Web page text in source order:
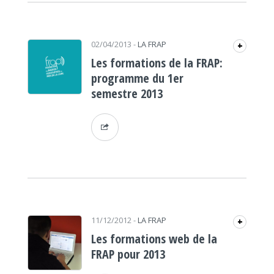
02/04/2013- LA FRAP +
Les formations de la FRAP:
programme du 1er
semestre 2013
11/12/2012- LA FRAP +
Les formations web de la
FRAP pour 2013